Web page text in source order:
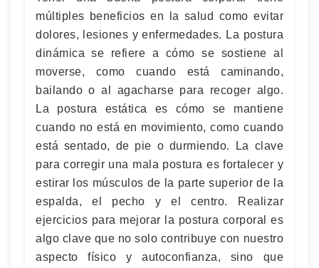
múltiples beneficios en la salud como evitar
dolores, lesiones y enfermedades. La postura
dinámica se refiere a cómo se sostiene al
moverse, como cuando está caminando,
bailando o al agacharse para recoger algo.
La postura estática es cómo se mantiene
cuando no está en movimiento, como cuando
está sentado, de pie o durmiendo. La clave
para corregir una mala postura es fortalecer y
estirar los músculos de la parte superior de la
espalda, el pecho y el centro. Realizar
ejercicios para mejorar la postura corporal es
algo clave que no solo contribuye con nuestro
aspecto físico y autoconfianza, sino que